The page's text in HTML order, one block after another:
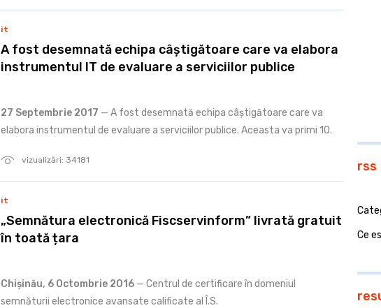
vizualizări: 34181
it
A fost desemnată echipa câștigătoare care va elabora
instrumentul IT de evaluare a serviciilor publice
27 Septembrie 2017 — A fost desemnată echipa câștigătoare care va
elabora instrumentul de evaluare a serviciilor publice. Aceasta va primi 10.
it
„Semnătura electronică Fiscservinform” livrată gratuit
în toată țara
Chișinău, 6 Octombrie 2016 — Centrul de certificare în domeniul
semnăturii electronice avansate calificate al Î.S.
rss
Ce